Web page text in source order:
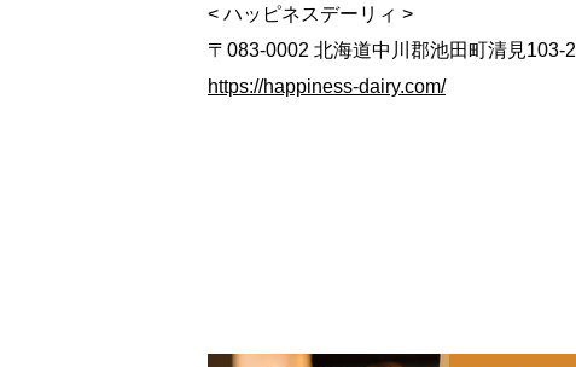
< ハッピネスデーリィ >
〒083-0002 北海道中川郡池田町清見103-2
https://happiness-dairy.com/